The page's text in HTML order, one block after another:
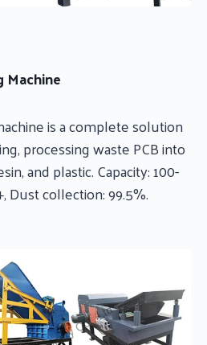
Machine
is a complete solution
processing waste PCB into
and plastic. Capacity: 100-
Dust collection: 99.5%.